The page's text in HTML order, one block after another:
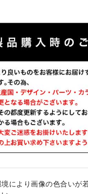
により画像の色合いが